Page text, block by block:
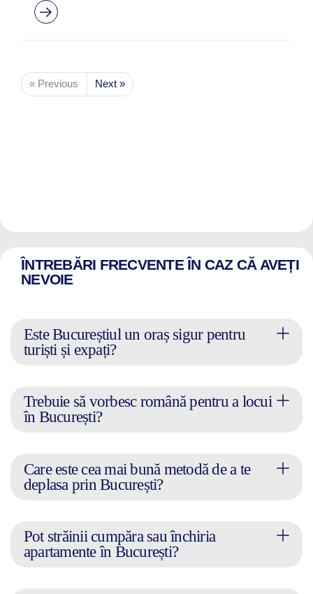
« Previous Next »
ÎNTREBĂRI FRECVENTE ÎN CAZ CĂ AVEȚI
NEVOIE
Este Bucureștiul un oraș sigur pentru
turiști și expați?
Trebuie să vorbesc română pentru a locui
în București?
Care este cea mai bună metodă de a te
deplasa prin București?
Pot străinii cumpăra sau închiria
apartamente în București?